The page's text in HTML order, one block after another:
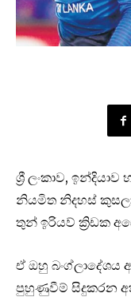
ශ්‍රී ලංකාව, ඉන්දියාව
නියමිත නිදහස්
තුන් ඉරියව් ක්‍රිඩක
ඒ ඔහු බංග්ලාදේශය
පුහුණුවීම් සිදුකරන